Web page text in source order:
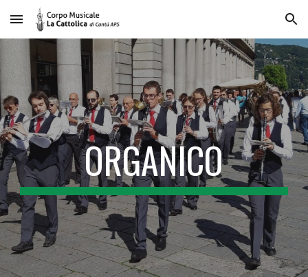
Skip to main content Skip to navigation
ORGANICO